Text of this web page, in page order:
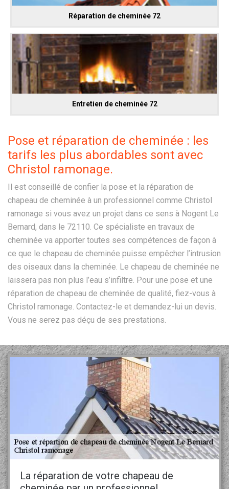
Réparation de cheminée 72
Entretien de cheminée 72
Pose et réparation de cheminée : les
tarifs les plus abordables sont avec
Christol ramonage.
Il est conseillé de confier la pose et la réparation de
chapeau de cheminée à un professionnel comme Christol
ramonage si vous avez un projet dans ce sens à Nogent Le
Bernard, dans le 72110. Ce spécialiste en travaux de
cheminée va apporter toutes ses compétences de façon à
ce que le chapeau de cheminée puisse empêcher l’intrusion
des oiseaux dans la cheminée. Le chapeau de cheminée ne
laissera pas non plus l’eau s’infiltre. Pour une pose et une
réparation de chapeau de cheminée de qualité, fiez-vous à
Christol ramonage. Contactez-le et demandez-lui un devis.
Vous ne serez pas déçu de ses prestations.
La réparation de votre chapeau de